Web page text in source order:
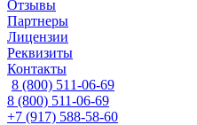
Отзывы
Партнеры
Лицензии
Реквизиты
Контакты
8 (800) 511-06-69
8 (800) 511-06-69
+7 (917) 588-58-60